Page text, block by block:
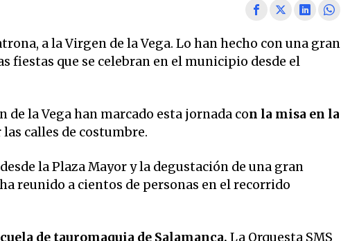
a la Virgen de la Vega. Lo han hecho con una gran
fiestas que se celebran en el municipio desde el
la Vega han marcado esta jornada con la misa en la
las calles de costumbre.
desde la Plaza Mayor y la degustación de una gran
ha reunido a cientos de personas en el recorrido
de tauromaquia de Salamanca. La Orquesta SMS